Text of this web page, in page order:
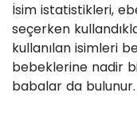
İsim istatistikleri,
seçerken
kullanılan isimleri
bebeklerine nadir
babalar da bulunur.